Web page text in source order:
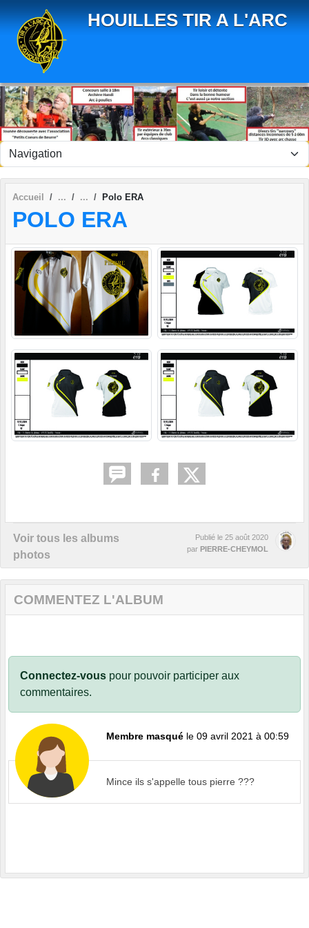
HOUILLES TIR A L'ARC
Accueil Polo ERA
POLO ERA
Voir tous les albums
photos
Publié le 25 août 2020
par PIERRE-CHEYMOL
COMMENTEZ L'ALBUM
Connectez-vous pour pouvoir participer aux
commentaires.
Membre masqué le 09 avril 2021 à 00:59
Mince ils s'appelle tous pierre ???
Panneau de gestion des cookies